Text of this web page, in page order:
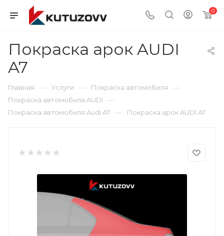
0
Покраска арок AUDI
A7
Главная — Услуги — Покраска автомобиля —
Покраска автомобиля AUDI —
Покраска автомобиля Audi A7 — Покраска арок AUDI A7